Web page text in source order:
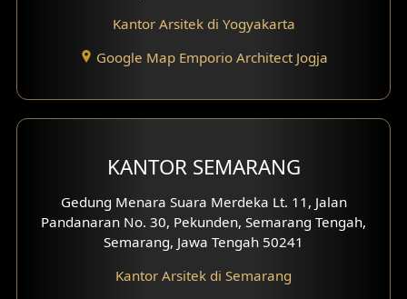
Kantor Arsitek di Yogyakarta
Google Map Emporio Architect Jogja
KANTOR SEMARANG
Gedung Menara Suara Merdeka Lt. 11, Jalan
Pandanaran No. 30, Pekunden, Semarang Tengah,
Semarang, Jawa Tengah 50241
Kantor Arsitek di Semarang